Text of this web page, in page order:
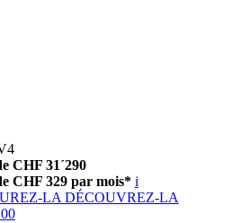
CHF 31´290
CHF 329 par mois* i
LA DÉCOUVREZ-LA